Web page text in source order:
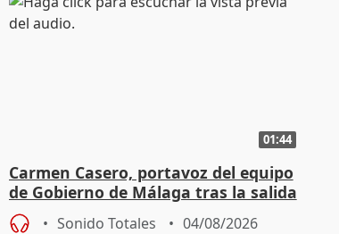
01:44
Carmen Casero, portavoz del equipo
de Gobierno de Málaga tras la salida
de Pérez de Siles
Sonido Totales 04/08/2026